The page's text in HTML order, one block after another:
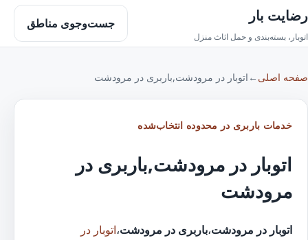
رضایت بار
اتوبار، بسته‌بندی و حمل اثاث منزل
جست‌وجوی مناطق
صفحه اصلی ← اتوبار در مرودشت,باربری در مرودشت
خدمات باربری در محدوده انتخاب‌شده
اتوبار در مرودشت,باربری در
مرودشت
اتوبار در مرودشت،باربری در مرودشت،اتوبار در